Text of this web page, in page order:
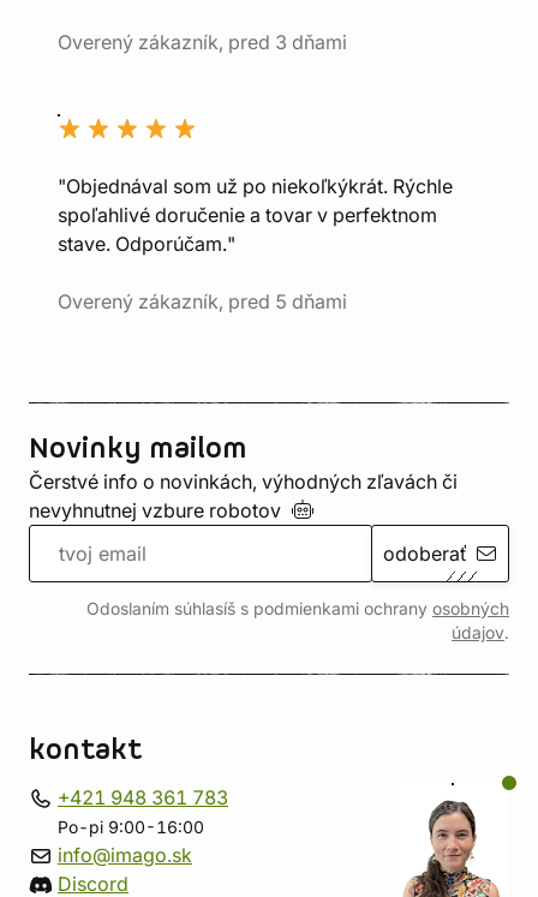
Overený zákazník, pred 3 dňami
"Objednával som už po niekoľkýkrát. Rýchle
spoľahlivé doručenie a tovar v perfektnom
stave. Odporúčam."
Overený zákazník, pred 5 dňami
Novinky mailom
Čerstvé info o novinkách, výhodných zľavách či
nevyhnutnej vzbure robotov
odoberať
Odoslaním súhlasíš s podmienkami ochrany osobných
údajov.
kontakt
+421 948 361 783
Po-pi 9:00-16:00
info@imago.sk
Discord